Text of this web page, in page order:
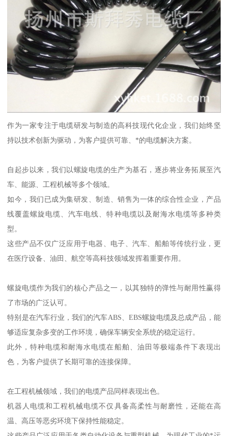
作为一家专注于电缆研发与制造的高科技现代化企业，我们始终坚
持以技术创新为驱动，为客户提供可靠、*的电缆解决方案。
自起步以来，我们以螺旋电缆的生产为基石，逐步将业务拓展至汽
车、能源、工程机械等多个领域。
如今，我们已成为集研发、制造、销售为一体的综合性企业，产品
线覆盖螺旋电缆、汽车电线、特种电缆以及耐海水电缆等多种类
型。
这些产品不仅广泛应用于电器、电子、汽车、船舶等传统行业，更
在医疗设备、油田、航空等高科技领域发挥着重要作用。
螺旋电缆作为我们的核心产品之一，以其独特的弹性与耐用性赢得
了市场的广泛认可。
特别是在汽车行业，我们的汽车ABS、EBS螺旋电缆及总成产品，能
够适应复杂多变的工作环境，确保车辆安全系统的稳定运行。
此外，特种电缆和耐海水电缆在船舶、油田等极端条件下表现出
色，为客户提供了长期可靠的连接保障。
在工程机械领域，我们的电缆产品同样表现出色。
机器人电缆和工程机械电缆不仅具备高柔性与耐磨性，还能在高
温、高压等恶劣环境下保持性能稳定。